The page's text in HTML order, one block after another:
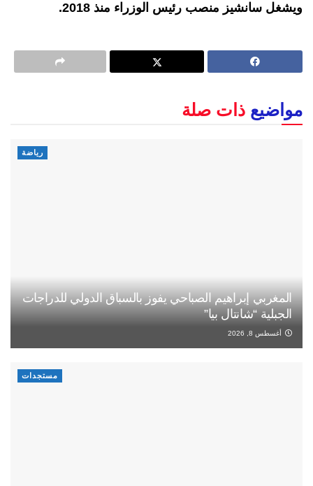
ويشغل سانشيز منصب رئيس الوزراء منذ 2018.
مواضيع ذات صلة
رياضة
المغربي إبراهيم الصباحي يفوز بالسباق الدولي للدراجات
الجبلية “شانتال بيا”
أغسطس 8, 2026
مستجدات